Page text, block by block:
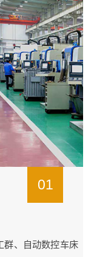
01
群、自动数控车床